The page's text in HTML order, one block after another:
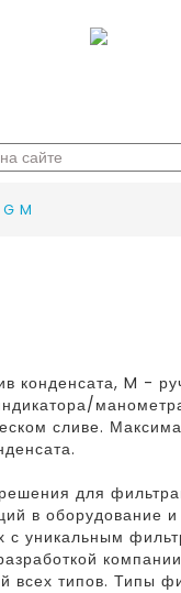
M
конденсата, M -
сливе.
для
в оборудование
с уникальным
всех типов. Типы